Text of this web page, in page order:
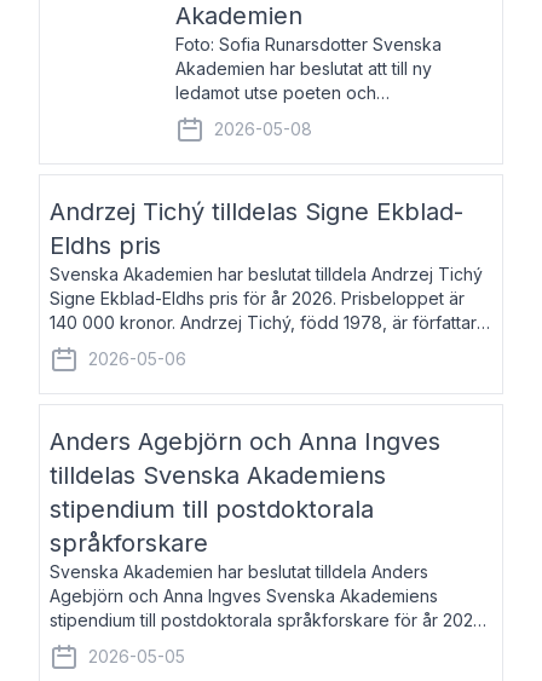
Akademien
Foto: Sofia Runarsdotter Svenska
Akademien har beslutat att till ny
ledamot utse poeten och
litteraturkritikern Anna Hallberg. Hon
efterträder poeten Tua Forsström på
stol 18 och kommer att ta sitt inträde vid
2026-05-08
Andrzej Tichý tilldelas Signe Ekblad-
Eldhs pris
Svenska Akademien har beslutat tilldela Andrzej Tichý
Signe Ekblad-Eldhs pris för år 2026. Prisbeloppet är
140 000 kronor. Andrzej Tichý, född 1978, är författare
och kulturskribent. Han debuterade 2005 med den
lovordade romanen Sex liter l
2026-05-06
Anders Agebjörn och Anna Ingves
tilldelas Svenska Akademiens
stipendium till postdoktorala
språkforskare
Svenska Akademien har beslutat tilldela Anders
Agebjörn och Anna Ingves Svenska Akademiens
stipendium till postdoktorala språkforskare för år 2026.
Stipendiebeloppet är 75 000 kronor per mottagare.
Anders Agebjörn, född 1984, är universitet
2026-05-05